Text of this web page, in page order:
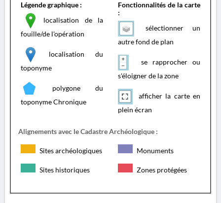
Légende graphique :
localisation de la
fouille/de l'opération
localisation du
toponyme
polygone du
toponyme Chronique
Fonctionnalités de la carte
:
sélectionner un
autre fond de plan
se rapprocher ou
s'éloigner de la zone
afficher la carte en
plein écran
Alignements avec le Cadastre Archéologique :
Sites archéologiques Monuments
Sites historiques Zones protégées